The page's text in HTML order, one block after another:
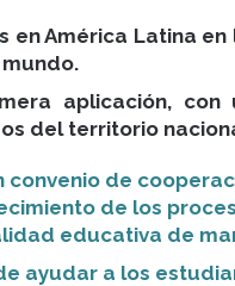
en América Latina
aplicación, con
del territorio
convenio de
de los
educativa de
ayudar a los